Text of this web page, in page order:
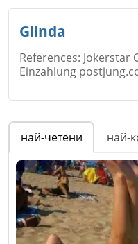
Glinda
References: Jokerstar
Einzahlung
Име*
Email
най-четени най-